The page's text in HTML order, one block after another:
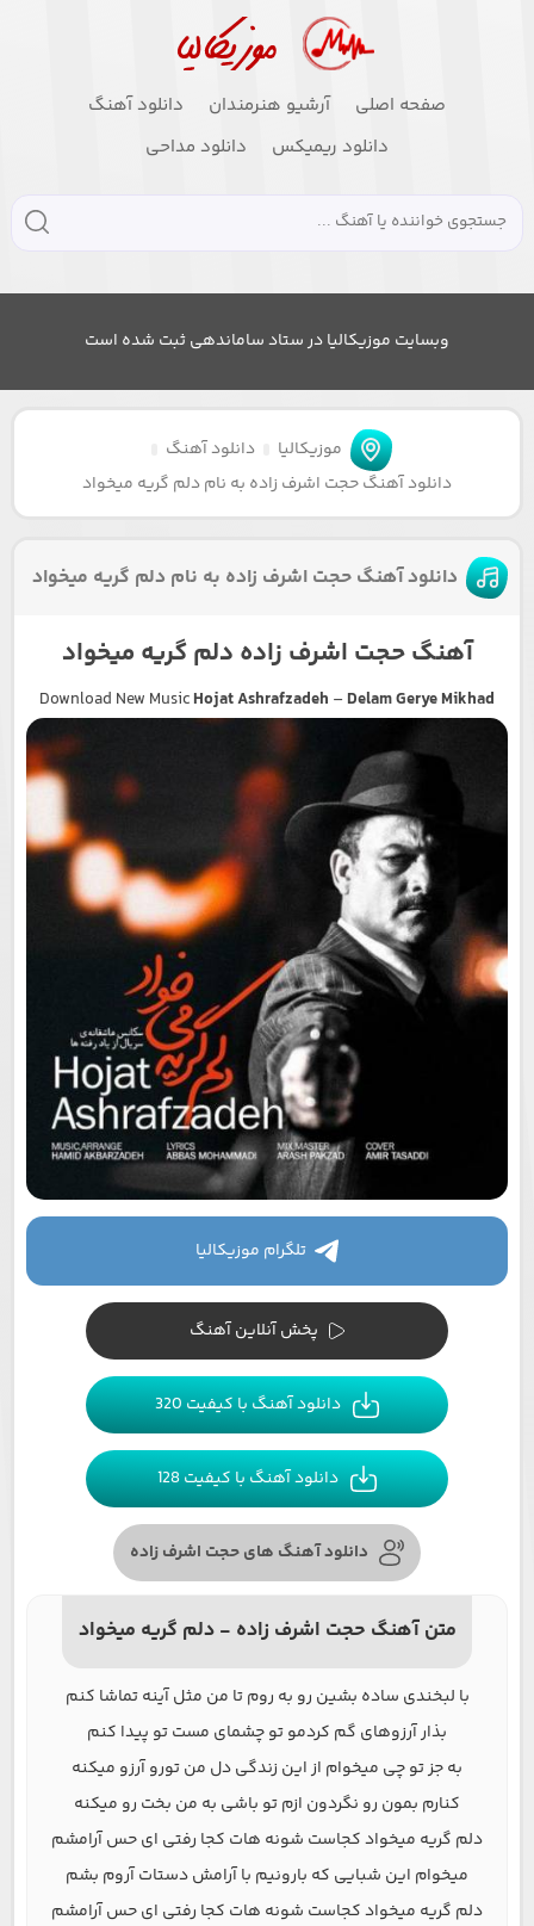
صفحه اصلی آرشیو هنرمندان
دانلود آهنگ
دانلود ریمیکس
دانلود مداحی
وبسایت موزیکالیا در ستاد ساماندهی ثبت شده است
موزیکالیا
دانلود آهنگ
دانلود آهنگ حجت اشرف زاده به نام دلم گریه میخواد
دانلود آهنگ حجت اشرف زاده به نام دلم گریه میخواد
آهنگ حجت اشرف زاده دلم گریه میخواد
Download New MusicHojat Ashrafzadeh – Delam Gerye Mikhad
تلگرام موزیکالیا
پخش آنلاین آهنگ
دانلود آهنگ با کیفیت 320
دانلود آهنگ با کیفیت 128
دانلود آهنگ های حجت اشرف زاده
متن آهنگ حجت اشرف زاده - دلم گریه میخواد
با لبخندی ساده بشین رو به روم تا من مثل آینه تماشا کنم
بذار آرزوهای گم کردمو تو چشمای مست تو پیدا کنم
به جز تو چی میخوام از این زندگی دل من تورو آرزو میکنه
کنارم بمون رو نگردون ازم تو باشی به من بخت رو میکنه
دلم گریه میخواد کجاست شونه هات کجا رفتی ای حس آرامشم
میخوام این شبایی که بارونیم با آرامش دستات آروم بشم
دلم گریه میخواد کجاست شونه هات کجا رفتی ای حس آرامشم